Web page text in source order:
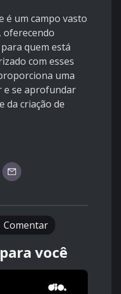
é um campo vasto
oferecendo
quem está
com esses
uma
e se aprofundar
da criação de
Comentar
você